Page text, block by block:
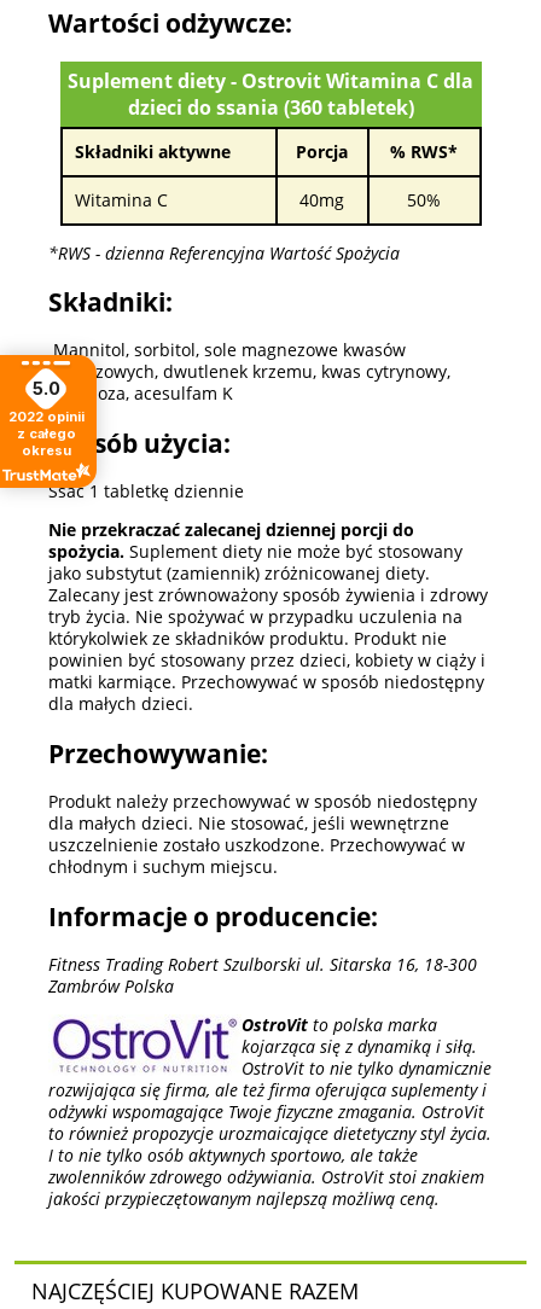
Wartości odżywcze:
Suplement diety - Ostrovit Witamina C dla
dzieci do ssania (360 tabletek)
Składniki aktywne Porcja % RWS*
Witamina C 40mg 50%
*RWS - dzienna Referencyjna Wartość Spożycia
Składniki:
Mannitol, sorbitol, sole magnezowe kwasów
tłuszczowych, dwutlenek krzemu, kwas cytrynowy,
sukraloza, acesulfam K
Sposób użycia:
Ssać 1 tabletkę dziennie
Nie przekraczać zalecanej dziennej porcji do
spożycia. Suplement diety nie może być stosowany
jako substytut (zamiennik) zróżnicowanej diety.
Zalecany jest zrównoważony sposób żywienia i zdrowy
tryb życia. Nie spożywać w przypadku uczulenia na
którykolwiek ze składników produktu. Produkt nie
powinien być stosowany przez dzieci, kobiety w ciąży i
matki karmiące. Przechowywać w sposób niedostępny
dla małych dzieci.
Przechowywanie:
Produkt należy przechowywać w sposób niedostępny
dla małych dzieci. Nie stosować, jeśli wewnętrzne
uszczelnienie zostało uszkodzone. Przechowywać w
chłodnym i suchym miejscu.
Informacje o producencie:
Fitness Trading Robert Szulborski ul. Sitarska 16, 18-300
Zambrów Polska
OstroVit to polska marka
kojarząca się z dynamiką i siłą.
OstroVit to nie tylko dynamicznie
rozwijająca się firma, ale też firma oferująca suplementy i
odżywki wspomagające Twoje fizyczne zmagania. OstroVit
to również propozycje urozmaicające dietetyczny styl życia.
I to nie tylko osób aktywnych sportowo, ale także
zwolenników zdrowego odżywiania. OstroVit stoi znakiem
jakości przypieczętowanym najlepszą możliwą ceną.
NAJCZĘŚCIEJ KUPOWANE RAZEM
5.0
2022 opinii
z całego
okresu